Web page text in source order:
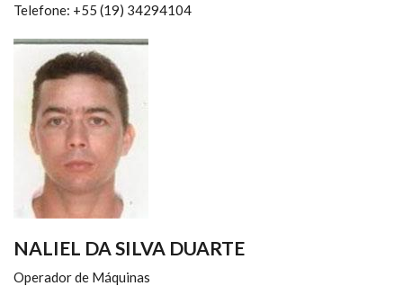
Telefone: +55 (19) 34294104
NALIEL DA SILVA DUARTE
Operador de Máquinas